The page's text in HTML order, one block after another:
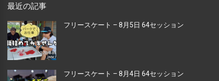
最近の記事
フリースケート – 8月5日 64セッション
フリースケート – 8月4日 64セッション